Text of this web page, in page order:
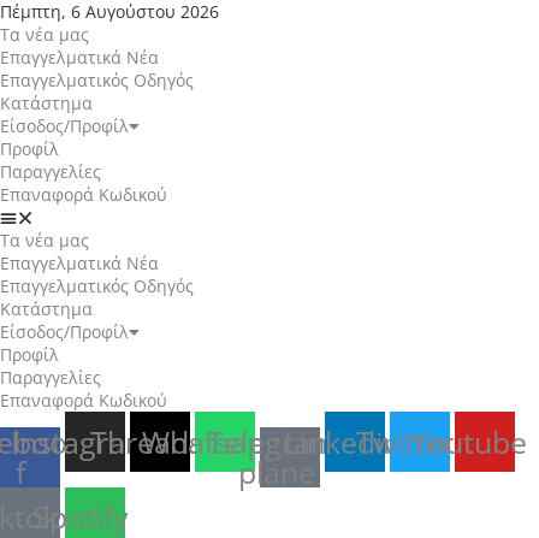
Πέμπτη, 6 Αυγούστου 2026
Τα νέα μας
Επαγγελματικά Νέα
Επαγγελματικός Οδηγός
Κατάστημα
Είσοδος/Προφίλ
Προφίλ
Παραγγελίες
Επαναφορά Κωδικού
Τα νέα μας
Επαγγελματικά Νέα
Επαγγελματικός Οδηγός
Κατάστημα
Είσοδος/Προφίλ
Προφίλ
Παραγγελίες
Επαναφορά Κωδικού
f
Instagram
Threads
Whatsapp
Telegram-
plane
LinkedinTwitterYoutube
Spotify